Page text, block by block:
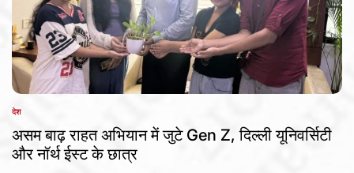
POSTED
देश
असम बाढ़ राहत अभियान में जुटे Gen Z, दिल्ली यूनिवर्सिटी
और नॉर्थ ईस्ट के छात्र